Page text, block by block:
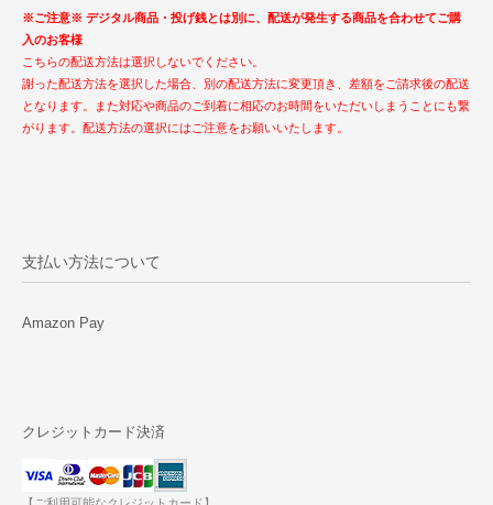
※ご注意※ デジタル商品・投げ銭とは別に、配送が発生する商品を合わせてご購
入のお客様
こちらの配送方法は選択しないでください。
謝った配送方法を選択した場合、別の配送方法に変更頂き、差額をご請求後の配送
となります。また対応や商品のご到着に相応のお時間をいただいしまうことにも繋
がります。配送方法の選択にはご注意をお願いいたします。
支払い方法について
Amazon Pay
クレジットカード決済